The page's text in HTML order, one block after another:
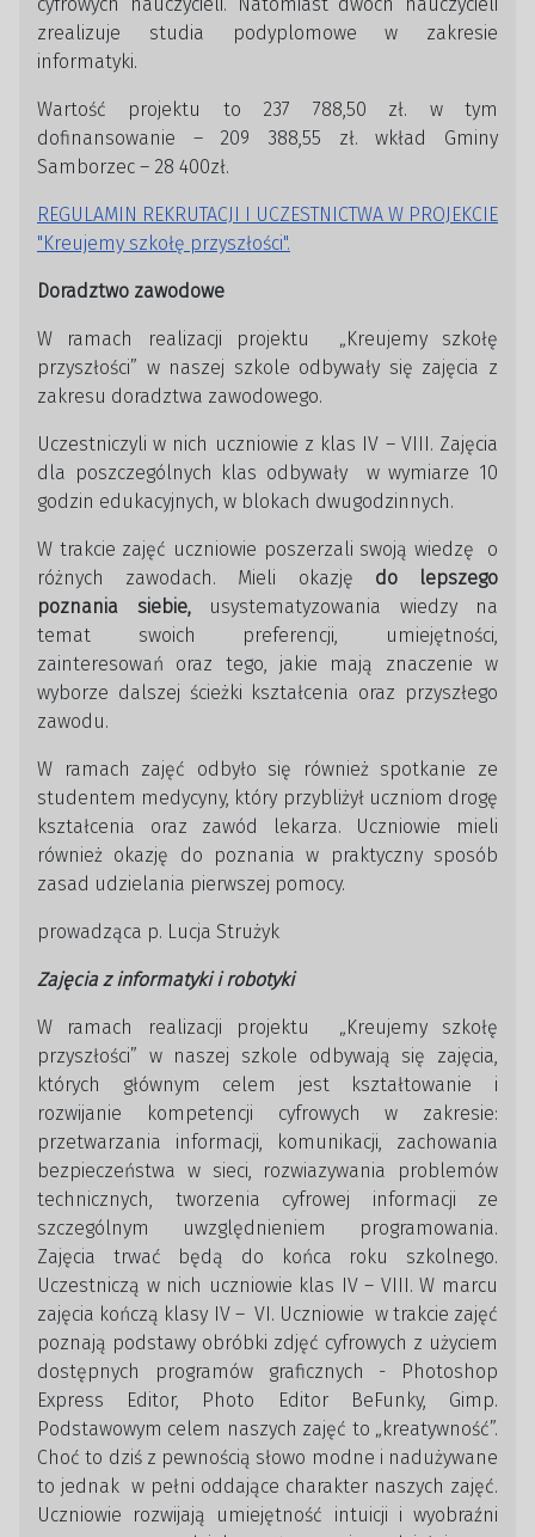
zrealizuje studia podyplomowe w zakresie
informatyki.
Wartość projektu to 237 788,50 zł. w tym
dofinansowanie – 209 388,55 zł. wkład Gminy
Samborzec – 28 400zł.
REGULAMIN REKRUTACJI I UCZESTNICTWA W PROJEKCIE
"Kreujemy szkołę przyszłości".
Doradztwo zawodowe
W ramach realizacji projektu „Kreujemy szkołę
przyszłości” w naszej szkole odbywały się zajęcia z
zakresu doradztwa zawodowego.
Uczestniczyli w nich uczniowie z klas IV – VIII. Zajęcia
dla poszczególnych klas odbywały w wymiarze 10
godzin edukacyjnych, w blokach dwugodzinnych.
W trakcie zajęć uczniowie poszerzali swoją wiedzę o
różnych zawodach. Mieli okazję do lepszego
poznania siebie,
usystematyzowania wiedzy na
temat swoich preferencji, umiejętności,
zainteresowań oraz tego, jakie mają znaczenie w
wyborze dalszej ścieżki kształcenia oraz przyszłego
zawodu.
W ramach zajęć odbyło się również spotkanie ze
studentem medycyny, który przybliżył uczniom drogę
kształcenia oraz zawód lekarza. Uczniowie mieli
również okazję do poznania w praktyczny sposób
zasad udzielania pierwszej pomocy.
prowadząca p. Lucja Strużyk
Zajęcia z informatyki i robotyki
W ramach realizacji projektu „Kreujemy szkołę
przyszłości” w naszej szkole odbywają się zajęcia,
których głównym celem jest kształtowanie i
rozwijanie kompetencji cyfrowych w zakresie:
przetwarzania informacji, komunikacji, zachowania
bezpieczeństwa w sieci, rozwiazywania problemów
technicznych, tworzenia cyfrowej informacji ze
szczególnym uwzględnieniem programowania.
Zajęcia trwać będą do końca roku szkolnego.
Uczestniczą w nich uczniowie klas IV – VIII. W marcu
zajęcia kończą klasy IV – VI. Uczniowie w trakcie zajęć
poznają podstawy obróbki zdjęć cyfrowych z użyciem
dostępnych programów graficznych - Photoshop
Express Editor, Photo Editor BeFunky, Gimp.
Podstawowym celem naszych zajęć to „kreatywność”.
Choć to dziś z pewnością słowo modne i nadużywane
to jednak w pełni oddające charakter naszych zajęć.
Uczniowie rozwijają umiejętność intuicji i wyobraźni